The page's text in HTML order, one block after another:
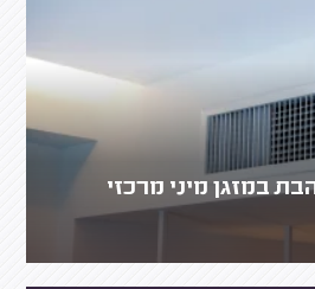
במזגן מיני מרכזי